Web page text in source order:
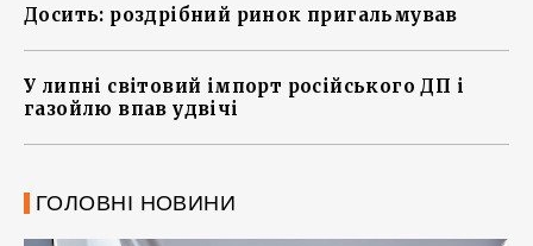
Досить: роздрібний ринок пригальмував
У липні світовий імпорт російського ДП і
газойлю впав удвічі
ГОЛОВНІ НОВИНИ